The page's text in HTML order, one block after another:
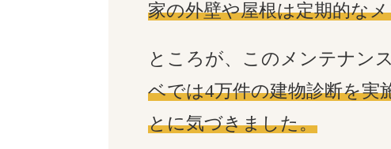
家の外壁や屋根は定期的な
ところが、このメンテナン
ベでは4万件の建物診断を実
とに気づきました。